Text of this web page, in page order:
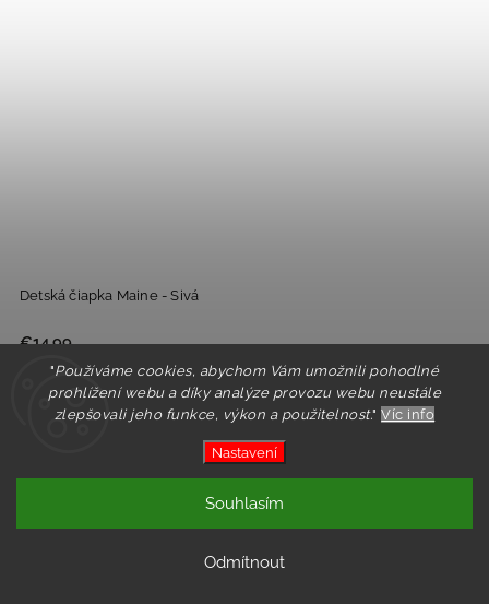
"Používáme cookies, abychom Vám umožnili pohodlné
prohlížení webu a díky analýze provozu webu neustále
zlepšovali jeho funkce, výkon a použitelnost."Víc info
Nastavení
Odmítnout
Souhlasím
Detská čiapka Maine - Sivá
€14,99
Detail